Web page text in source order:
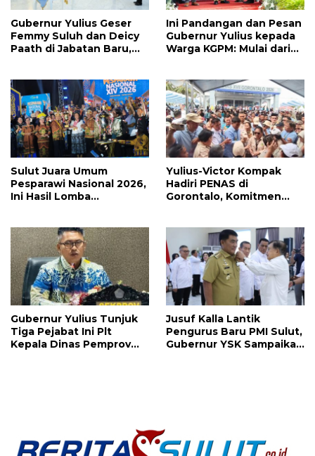
Gubernur Yulius Geser
Femmy Suluh dan Deicy
Paath di Jabatan Baru,
Ini Pandangan dan Pesan
Gubernur Yulius kepada
Warga KGPM: Mulai dari
Sulut Juara Umum
Pesparawi Nasional 2026,
Ini Hasil Lomba
Yulius-Victor Kompak
Hadiri PENAS di
Gorontalo, Komitmen
Pangan Presiden
Prabowo
Gubernur Yulius Tunjuk
Tiga Pejabat Ini Plt
Kepala Dinas Pemprov
Jusuf Kalla Lantik
Pengurus Baru PMI Sulut,
Gubernur YSK Sampaikan